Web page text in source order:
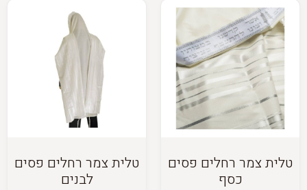
טלית צמר רחלים פסים
כסף
טלית צמר רחלים פסים
לבנים